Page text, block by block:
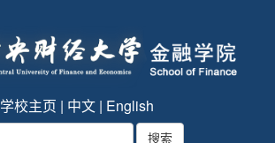
学校主页 | 中文 | English